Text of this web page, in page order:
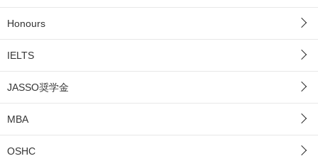
Honours
IELTS
JASSO奨学金
MBA
OSHC